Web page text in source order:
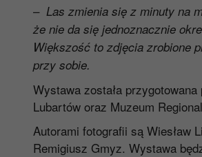
– Las zmienia się z minuty na
że nie da się jednoznacznie
Większość to zdjęcia zrobione
przy sobie.
Wystawa została
Lubartów oraz Muzeum
Autorami fotografii są Wiesław
Remigiusz Gmyz. Wystawa